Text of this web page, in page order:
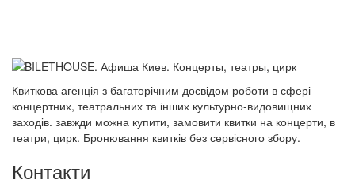
Квиткова агенція з багаторічним досвідом роботи в сфері
концертних, театральних та інших культурно-видовищних
заходів. завжди можна купити, замовити квитки на концерти, в
театри, цирк. Бронювання квитків без сервісного збору.
Контакти